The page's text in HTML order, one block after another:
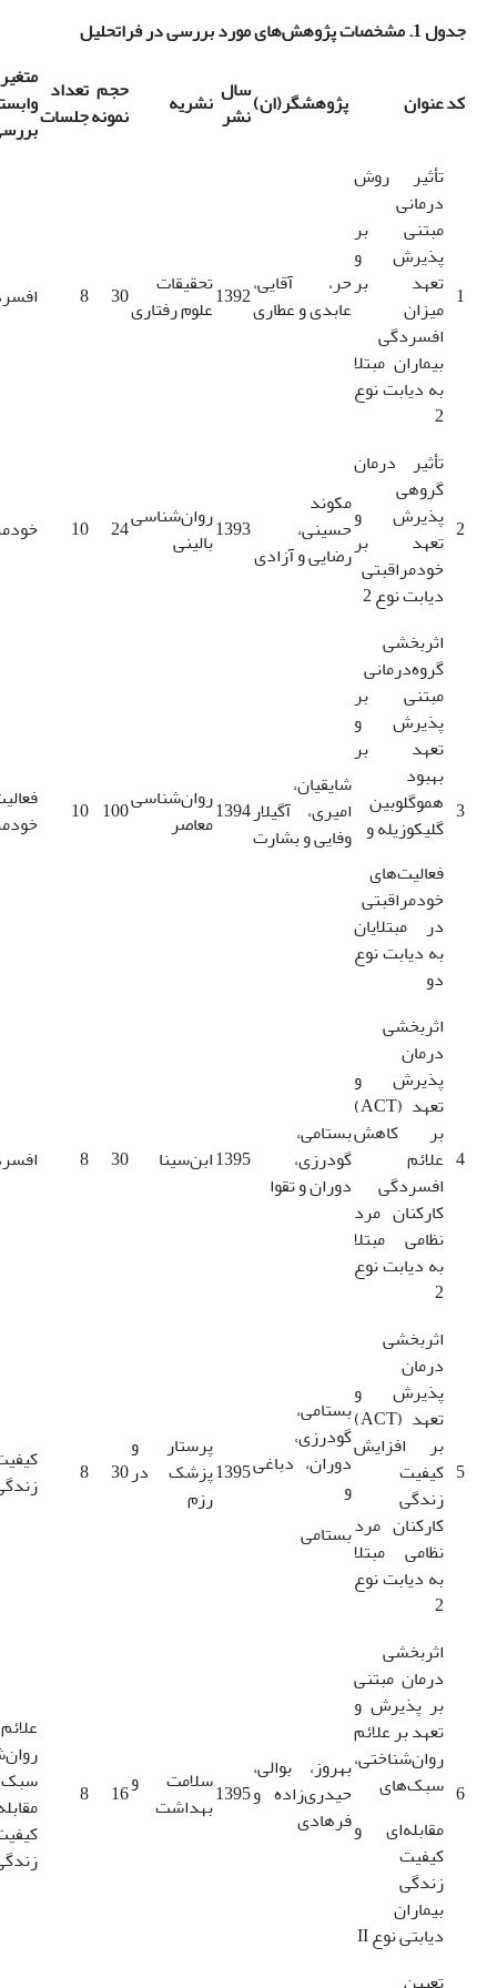
جدول 1. مشخصات پژوهش‌های مورد بررسی در فراتحلیل
کدعنوان پژوهشگر(ان)سال
نشر نشریه
حجم
نمونه
تعداد
جلسات
1
تأثیر روش
درمانی
مبتنی بر
پذیرش و
تعهد بر
میزان
افسردگی
بیماران مبتلا
به دیابت نوع
2
حر، آقایی،
عابدی و عطاری1392تحقیقات
علوم رفتاری30
8
2
تأثیر درمان
گروهی
پذیرش و
تعهد بر
خودمراقبتی
دیابت نوع 2
مکوند
حسینی،
رضایی و آزادی
1393روان‌شناسی
بالینی
24
10
3
اثربخشی
گروه‌درمانی
مبتنی بر
پذیرش و
تعهد بر
بهبود
هموگلوبین
گلیکوزیله و
فعالیت‌های
خودمراقبتی
در مبتلایان
به دیابت نوع
دو
شایقیان،
امیری، آگیلار
وفایی و بشارت
1394روان‌شناسی
معاصر
100
10
4
اثربخشی
درمان
‌پذیرش و
تعهد (ACT)
بر کاهش
علائم
افسردگی
کارکنان مرد
نظامی مبتلا
به دیابت نوع
2
بستامی،
گودرزی،
دوران و تقوا
1395ابن‌سینا 30
8
5
اثربخشی
درمان
پذیرش و
تعهد (ACT)
بر افزایش
کیفیت
زندگی
کارکنان مرد
نظامی مبتلا
به دیابت نوع
2
بستامی،
گودرزی،
دوران، دباغی
و
بستامی
1395
پرستار و
پزشک در
رزم
30
8
6
اثربخشی
درمان مبتنی
بر پذیرش و
تعهد بر علائم
روان‌شناختی،
سبک‌های
مقابله‌ای و
کیفیت
زندگی
بیماران
دیابتی نوع II
بهروز، بوالی،
حیدری‌زاده و
فرهادی
1395سلامت و
بهداشت
16
8
علائم